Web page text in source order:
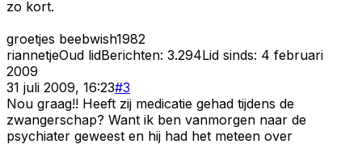
zo kort.
groetjes beebwish1982
riannetjeOud lidBerichten: 3.294Lid sinds: 4 februari
2009
31 juli 2009, 16:23#3
Nou graag!! Heeft zij medicatie gehad tijdens de
zwangerschap? Want ik ben vanmorgen naar de
psychiater geweest en hij had het meteen over